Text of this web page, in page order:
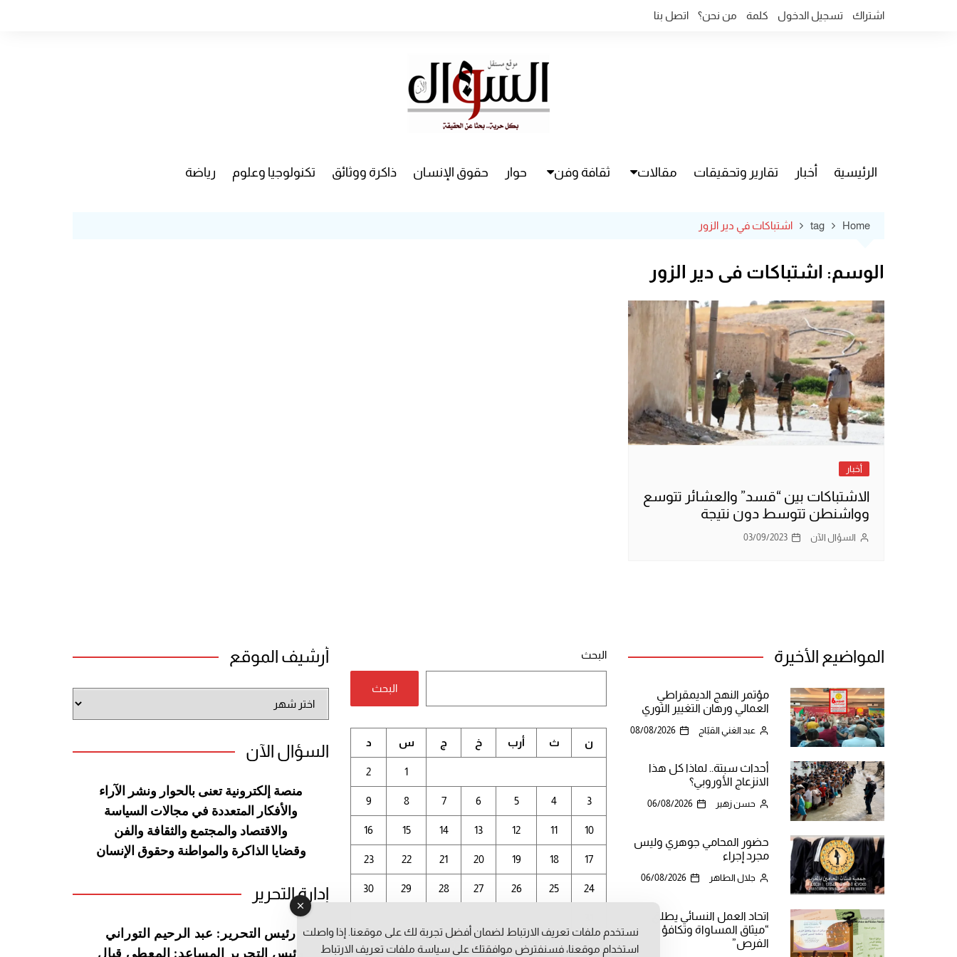
اشتراك تسجيل الدخول كلمة من نحن؟ اتصل بنا
الرئيسية أخبار تقارير وتحقيقات مقالات ثقافة وفن حوار حقوق الإنسان ذاكرة ووثائق تكنولوجيا وعلوم رياضة
Home
tag اشتباكات في دير الزور
الوسم: اشتباكات في دير الزور
أخبار
الاشتباكات بين “قسد” والعشائر تتوسع
وواشنطن تتوسط دون نتيجة
السؤال الآن 03/09/2023
المواضيع الأخيرة
مؤتمر النهج الديمقراطي
العمالي ورهان التغيير الثوري
عبد الغني القبّاج 08/08/2026
أحداث سبتة.. لماذا كل هذا
الانزعاج الأوروبي؟
حسن زهير 06/08/2026
حضور المحامي جوهري وليس
مجرد إجراء
جلال الطاهر 06/08/2026
اتحاد العمل النسائي يطلق
“ميثاق المساواة وتكافؤ
الفرص”
البحث
البحث
أغسطس 2026
ن ث أرب خ ج س د
1
2
3
4
5
6
7
8
9
10
11
12
13
14
15
16
17
18
19
20
21
22
23
24
25
26
27
28
29
30
أرشيف الموقع
الموقع
السؤال الآن
منصة إلكترونية تعنى بالحوار ونشر
الآراء
والأفكار المتعددة في مجالات السياسة
والاقتصاد والمجتمع والثقافة والفن
وقضايا الذاكرة والمواطنة وحقوق الإنسان
إدارة التحرير
رئيس التحرير: عبد الرحيم التوراني
رئيس التحرير المساعد: المعطي قبال
نستخدم ملفات تعريف الارتباط لضمان أفضل تجربة لك على موقعنا. إذا واصلت
استخدام موقعنا، فسنفترض موافقتك على سياسة ملفات تعريف الارتباط